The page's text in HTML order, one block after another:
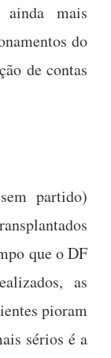
mais
do
de contas
partido)
que o DF
as
pioram
sérios é a